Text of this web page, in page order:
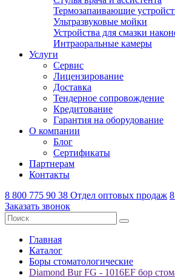
Термозапаивающие
Ультразвуковые мойки
Устройства для смазки
Интраоральные камеры
Услуги
Сервис
Лицензирование
Доставка
Тендерное сопровождение
Кредитование
Гарантия на оборудование
О компании
Блог
Сертификаты
Партнерам
Контакты
8 800 775 90 38 Отдел оптовых продаж
Заказать звонок
Главная
Каталог
Боры стоматологические
Diamond Bur FG - 1016EF бор